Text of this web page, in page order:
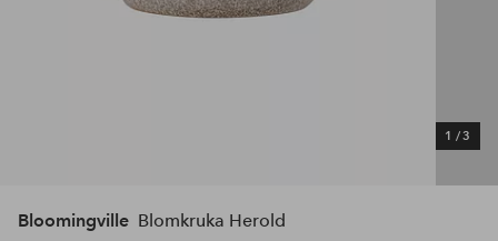
1 /3
Bloomingville Blomkruka Herold